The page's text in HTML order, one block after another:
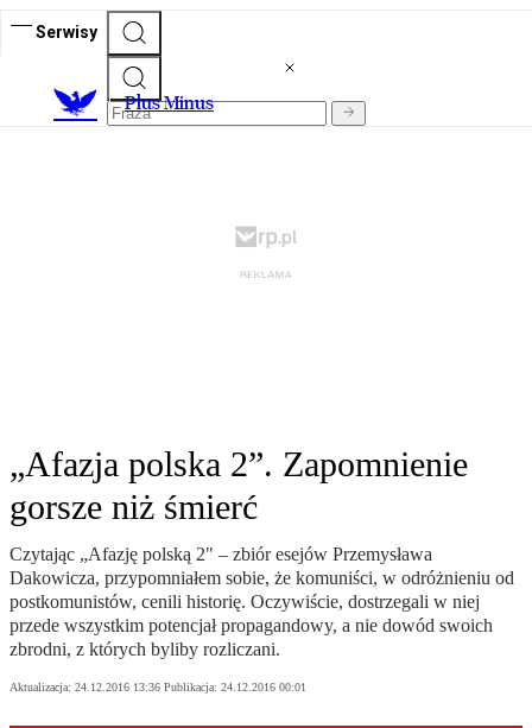
Serwisy
Plus Minus
„Afazja polska 2”. Zapomnienie
gorsze niż śmierć
Czytając „Afazję polską 2" – zbiór esejów Przemysława
Dakowicza, przypomniałem sobie, że komuniści, w odróżnieniu od
postkomunistów, cenili historię. Oczywiście, dostrzegali w niej
przede wszystkim potencjał propagandowy, a nie dowód swoich
zbrodni, z których byliby rozliczani.
Aktualizacja: 24.12.2016 13:36 Publikacja: 24.12.2016 00:01